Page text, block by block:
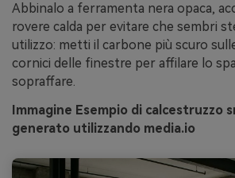
Abbinalo a ferramenta nera opaca,
rovere calda per evitare che sembri
utilizzo: metti il carbone più scuro
cornici delle finestre per affilare lo
sopraffare.
Immagine Esempio di calcestruzzo
generato utilizzando media.io